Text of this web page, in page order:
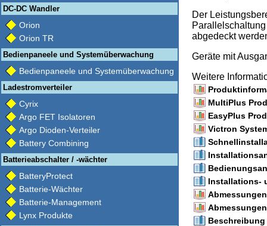
DC-DC Wandler
Orion
Orion TR
Bedienpaneele und Systemüberwachung
Bedienpaneele und Systemüberwachung
Ladestromverteiler
Cyrix
Argo FET Isolatoren
Argo Dioden-Verteiler
Battery Combining
Batterieabschalter / -wächter
BatteryProtect
Batterie-Wächter
Batterie-Management
Lynx Produkte
Der
abgedeckt
Geräte mit
Weitere
MultiPlus
EasyPlus
Victron
Installations-
Beschreibung